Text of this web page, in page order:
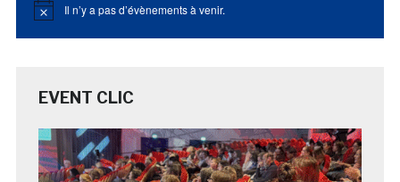
Notice Il n’y a pas d’évènements à venir.
EVENT CLIC